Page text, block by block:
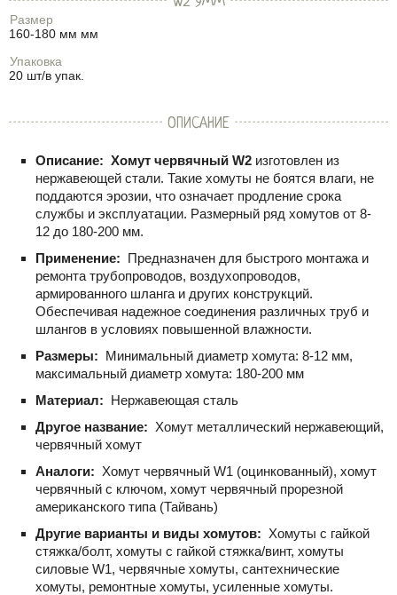
Размер
160-180 мм мм
Упаковка
20 шт/в упак.
ОПИСАНИЕ
Описание: Хомут червячный W2 изготовлен из
нержавеющей стали. Такие хомуты не боятся влаги, не
поддаются эрозии, что означает продление срока
службы и эксплуатации. Размерный ряд хомутов от 8-
12 до 180-200 мм.
Применение: Предназначен для быстрого монтажа и
ремонта трубопроводов, воздухопроводов,
армированного шланга и других конструкций.
Обеспечивая надежное соединения различных труб и
шлангов в условиях повышенной влажности.
Размеры: Минимальный диаметр хомута: 8-12 мм,
максимальный диаметр хомута: 180-200 мм
Материал: Нержавеющая сталь
Другое название: Хомут металлический нержавеющий,
червячный хомут
Аналоги: Хомут червячный W1 (оцинкованный), хомут
червячный с ключом, хомут червячный прорезной
американского типа (Тайвань)
Другие варианты и виды хомутов: Хомуты с гайкой
стяжка/болт, хомуты с гайкой стяжка/винт, хомуты
силовые W1, червячные хомуты, сантехнические
хомуты, ремонтные хомуты, усиленные хомуты.